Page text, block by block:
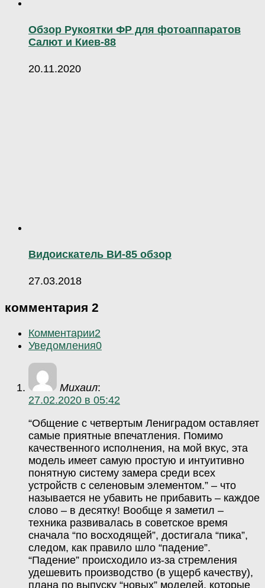
Обзор Рукоятки ФР для фотоаппаратов
Салют и Киев-88
20.11.2020
Видоискатель ВИ-85 обзор
27.03.2018
комментария 2
Комментарии2
Уведомления0
Михаил:
27.02.2020 в 05:42
“Общение с четвертым Лениградом оставляет
самые приятные впечатления. Помимо
качественного исполнения, на мой вкус, эта
модель имеет самую простую и интуитивно
понятную систему замера среди всех
устройств с селеновым элементом.” – что
называется не убавить не прибавить – каждое
слово – в десятку! Вообще я заметил –
техника развивалась в советское время
сначала “по восходящей”, достигала “пика”,
следом, как правило шло “падение”.
“Падение” происходило из-за стремления
удешевить производство (в ущерб качеству),
плана по выпуску “новых” моделей, которые